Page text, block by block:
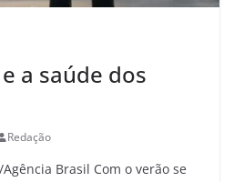
a saúde dos
Redação
Brasil Com o verão se